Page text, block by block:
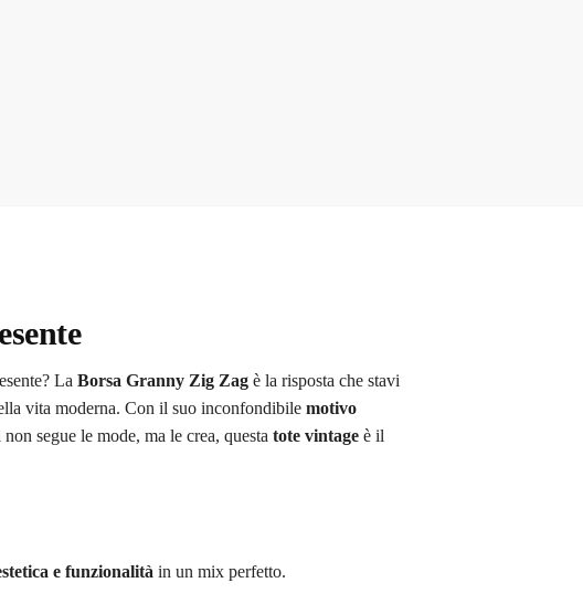
La Borsa Granny Zig Zagè la risposta che stavi
vita moderna. Con il suo inconfondibile motivo
segue le mode, ma le crea, questa tote vintageè il
e funzionalità in un mix perfetto.